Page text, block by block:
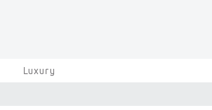
Luxury